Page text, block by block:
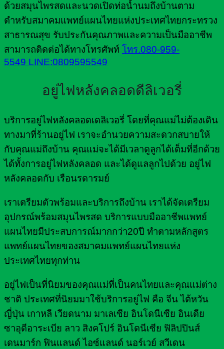
ด้วยสมุนไพรสดและนวดเปิดท่อน้ำนมถึงบ้านตาม
ตำหรับสมาคมแพทย์แผนไทยแห่งประเทศไทยกระทรวง
สาธารณสุข รับประกันคุณภาพและความเป็นมืออาชีพ
สามารถติดต่อได้ทางโทรศัพท์ โทร.080-959-
5549 LINE:0809595549
อยู่ไฟหลังคลอดดีลิเวอรี่
บริการอยู่ไฟหลังคลอดเดลิเวอรี่ โดยที่คุณแม่ไม่ต้องเดิน
ทางมาที่ร้านอยู่ไฟ เราจะอำนวยความสะดวกสบายให้
กับคุณแม่ถึงบ้าน คุณแม่จะได้มีเวลาดูลูกได้เต็มที่อีกด้วย
ได้ทั้งการอยู่ไฟหลังคลอด และได้ดูแลลูกไปด้วย อยู่ไฟ
หลังคลอดกับ เรือนรดารมย์
เราเตรียมตัวพร้อมและบริการถึงบ้าน เราได้จัดเตรียม
อุปกรณ์พร้อมสมุนไพรสด บริการแบบมืออาชีพแพทย์
แผนไทยมีประสบการณ์มากกว่า20ปี ทำตามหลักสูตร
แพทย์แผนไทยของสมาคมแพทย์แผนไทยแห่ง
ประเทศไทยทุกท่าน
อยู่ไฟเป็นที่นิยมของคุณแม่ที่เป็นคนไทยและคุณแม่ต่าง
ชาติ ประเทศที่นิยมมาใช้บริการอยู่ไฟ คือ จีน ไต้หวัน
ญี่ปุ่น เกาหลี เวียดนาม มาเลเซีย อินโดนีเซีย อินเดีย
ซาอุดีอาระเบีย ลาว สิงคโปร์ อินโดนีเซีย ฟิลิปปินส์
เดนมาร์ก ฟินแลนด์ ไอซ์แลนด์ นอร์เวย์ สวีเดน